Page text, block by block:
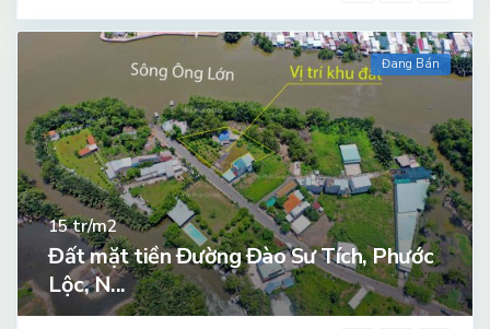
Đang Bán
15tr/m2
Đất mặt tiền Đường Đào Sư Tích, Phước
Lộc, N...